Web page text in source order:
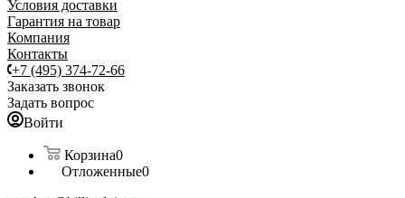
Условия доставки
Гарантия на товар
Компания
Контакты
+7 (495) 374-72-66
Заказать звонок
Задать вопрос
Войти
Корзина0
Отложенные0